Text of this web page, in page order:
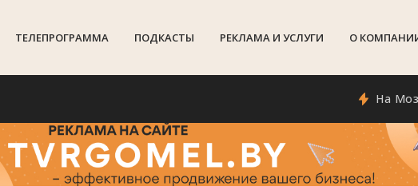
ТЕЛЕПРОГРАММА ПОДКАСТЫ РЕКЛАМА И УСЛУГИ О
На